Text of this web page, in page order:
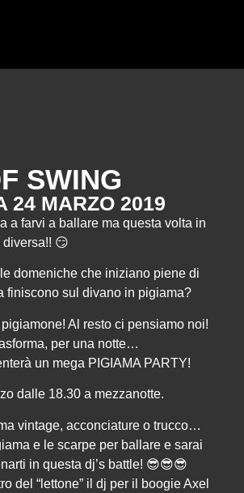
SWING
24 MARZO 2019
a farvi a ballare ma questa volta in
diversa!! 😏
domeniche che iniziano piene di
finiscono sul divano in pigiama?
Al resto ci pensiamo noi!
per una notte…
un mega PIGIAMA PARTY!
dalle 18.30 a mezzanotte.
vintage, acconciature o trucco…
e le scarpe per ballare e sarai
in questa dj’s battle! 😎😎😎
del “lettone” il dj per il boogie Axel